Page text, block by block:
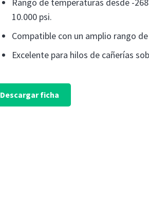
10.000 psi.
Compatible con un amplio rango
Excelente para hilos de cañerías
Descargar ficha